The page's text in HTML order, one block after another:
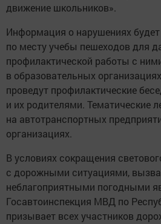
движение школьников».
Информация о нарушениях будет
по месту учебы пешеходов для
профилактической работы с
в образовательных
проведут профилактические
и их родителями. Тематические
на автотранспортных
организациях.
В условиях сокращения
с дорожными ситуациями,
неблагоприятными погодными
Госавтоинспекция МВД по
призывает всех участников